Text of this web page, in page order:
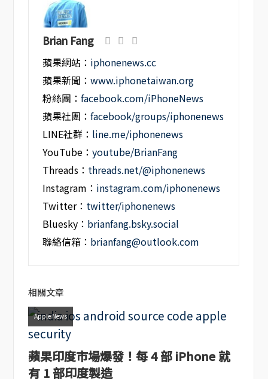
Brian Fang
蘋果網站： iphonenews.cc
蘋果新聞：www.iphonetaiwan.org
粉絲團：facebook.com/iPhoneNews
蘋果社團：facebook/groups/iphonenews
LINE社群： line.me/iphonenews
YouTube：youtube/BrianFang
Threads： threads.net/@iphonenews
Instagram： instagram.com/iphonenews
Twitter： twitter/iphonenews
Bluesky： brianfang.bsky.social
聯絡信箱： brianfang@outlook.com
相關文章
Apple News
蘋果印度市場爆發！每 4 部 iPhone 就
有 1 部印度製造